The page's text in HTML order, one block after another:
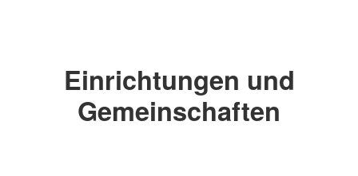
Einrichtungen und
Gemeinschaften